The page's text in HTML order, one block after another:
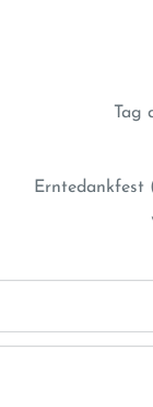
Tag
Erntedankfest